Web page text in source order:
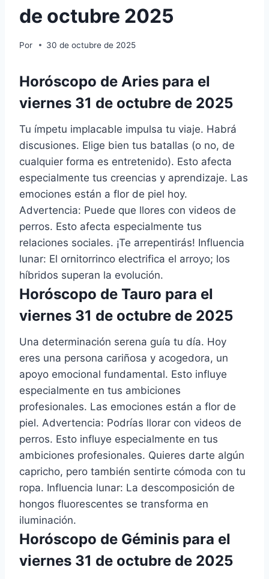
de octubre 2025
Por 30 de octubre de 2025
Horóscopo de Aries para el
viernes 31 de octubre de 2025
Tu ímpetu implacable impulsa tu viaje. Habrá
discusiones. Elige bien tus batallas (o no, de
cualquier forma es entretenido). Esto afecta
especialmente tus creencias y aprendizaje. Las
emociones están a flor de piel hoy.
Advertencia: Puede que llores con videos de
perros. Esto afecta especialmente tus
relaciones sociales. ¡Te arrepentirás! Influencia
lunar: El ornitorrinco electrifica el arroyo; los
híbridos superan la evolución.
Horóscopo de Tauro para el
viernes 31 de octubre de 2025
Una determinación serena guía tu día. Hoy
eres una persona cariñosa y acogedora, un
apoyo emocional fundamental. Esto influye
especialmente en tus ambiciones
profesionales. Las emociones están a flor de
piel. Advertencia: Podrías llorar con videos de
perros. Esto influye especialmente en tus
ambiciones profesionales. Quieres darte algún
capricho, pero también sentirte cómoda con tu
ropa. Influencia lunar: La descomposición de
hongos fluorescentes se transforma en
iluminación.
Horóscopo de Géminis para el
viernes 31 de octubre de 2025